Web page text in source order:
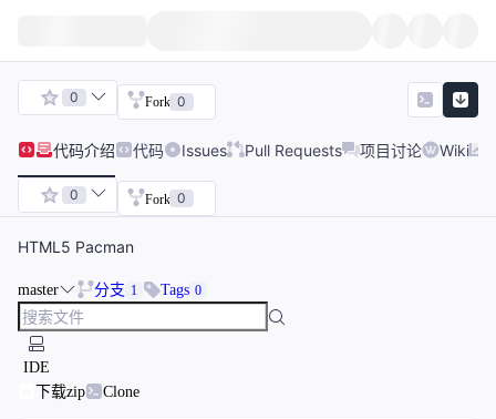
0 Fork 0
代码介绍 代码 Issues Pull Requests 项目讨论 Wiki
0 Fork 0
HTML5 Pacman
master 分支 1 Tags 0
IDE
下载zip
Clone